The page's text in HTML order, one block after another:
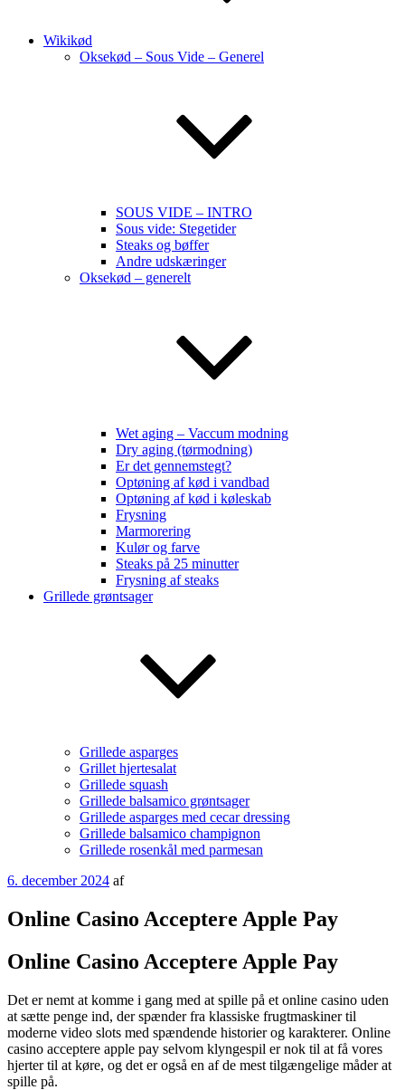
Wikikød
Oksekød – Sous Vide – Generel
SOUS VIDE – INTRO
Sous vide: Stegetider
Steaks og bøffer
Andre udskæringer
Oksekød – generelt
Wet aging – Vaccum modning
Dry aging (tørmodning)
Er det gennemstegt?
Optøning af kød i vandbad
Optøning af kød i køleskab
Frysning
Marmorering
Kulør og farve
Steaks på 25 minutter
Frysning af steaks
Grillede grøntsager
Grillede asparges
Grillet hjertesalat
Grillede squash
Grillede balsamico grøntsager
Grillede asparges med cecar dressing
Grillede balsamico champignon
Grillede rosenkål med parmesan
Udgivet
6. december 2024 af
Online Casino Acceptere Apple Pay
Online Casino Acceptere Apple Pay
Det er nemt at komme i gang med at spille på et online casino uden
at sætte penge ind, der spænder fra klassiske frugtmaskiner til
moderne video slots med spændende historier og karakterer. Online
casino acceptere apple pay selvom klyngespil er nok til at få vores
hjerter til at køre, og det er også en af de mest tilgængelige måder at
spille på.